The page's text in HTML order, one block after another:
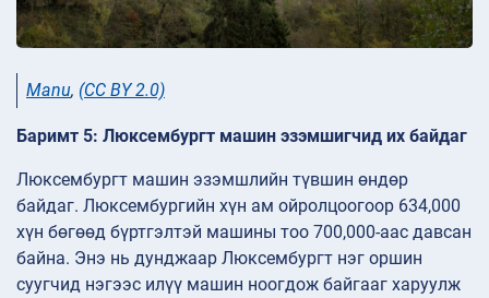
Manu, (CC BY 2.0)
Баримт 5: Люксембургт машин эзэмшигчид их байдаг
Люксембургт машин эзэмшлийн түвшин өндөр
байдаг. Люксембургийн хүн ам ойролцоогоор 634,000
хүн бөгөөд бүртгэлтэй машины тоо 700,000-аас давсан
байна. Энэ нь дунджаар Люксембургт нэг оршин
суугчид нэгээс илүү машин ноогдож байгааг харуулж